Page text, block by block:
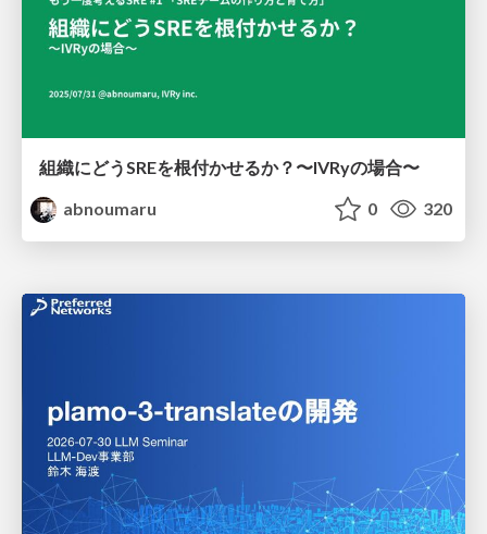
組織にどうSREを根付かせるか？〜IVRyの場合〜
abnoumaru
0 320